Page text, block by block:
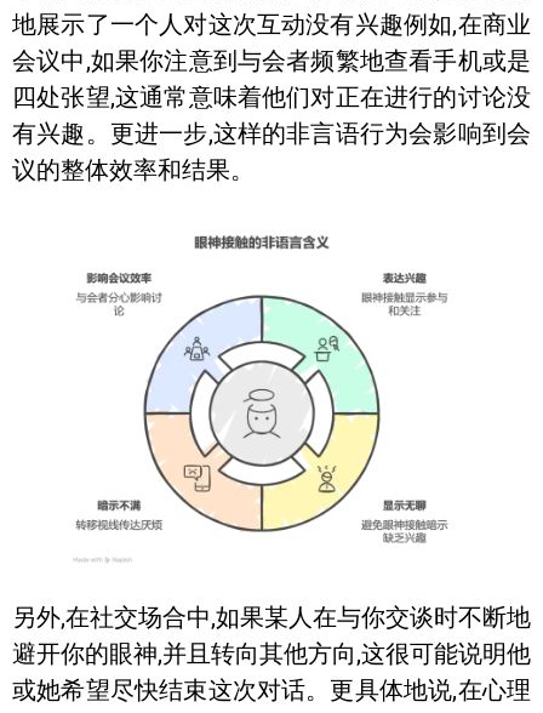
地展示了一个人对这次互动没有兴趣例如,在商业
会议中,如果你注意到与会者频繁地查看手机或是
四处张望,这通常意味着他们对正在进行的讨论没
有兴趣。更进一步,这样的非言语行为会影响到会
议的整体效率和结果。
另外,在社交场合中,如果某人在与你交谈时不断地
避开你的眼神,并且转向其他方向,这很可能说明他
或她希望尽快结束这次对话。更具体地说,在心理